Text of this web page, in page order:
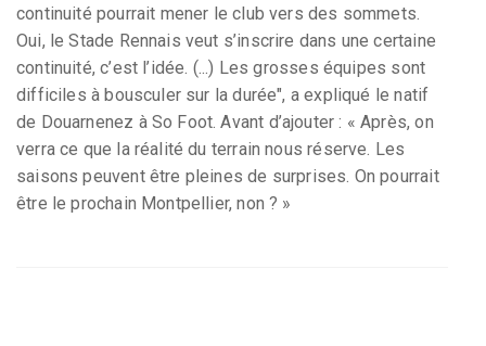
continuité pourrait mener le club vers des sommets.
Oui, le Stade Rennais veut s’inscrire dans une certaine
continuité, c’est l’idée. (...) Les grosses équipes sont
difficiles à bousculer sur la durée", a expliqué le natif
de Douarnenez à So Foot. Avant d’ajouter : « Après, on
verra ce que la réalité du terrain nous réserve. Les
saisons peuvent être pleines de surprises. On pourrait
être le prochain Montpellier, non ? »